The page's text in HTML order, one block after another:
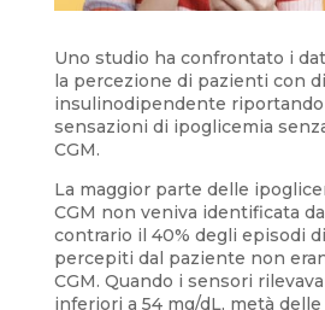
Uno studio ha confrontato i
la percezione di pazienti con
insulinodipendente riportando
sensazioni di ipoglicemia
CGM.
La maggior parte delle
CGM non veniva identificata
contrario il 40% degli episodi
percepiti dal paziente non
CGM. Quando i sensori
inferiori a 54 mg/dL, metà